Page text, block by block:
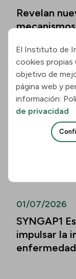
Revelan
01/07/2026
Los
Alzheimer
deterioro
01/07/2026
SYNGAP1
impulsar la
El Instituto de
cookies propias
objetivo de
página web y
información:
de privacidad